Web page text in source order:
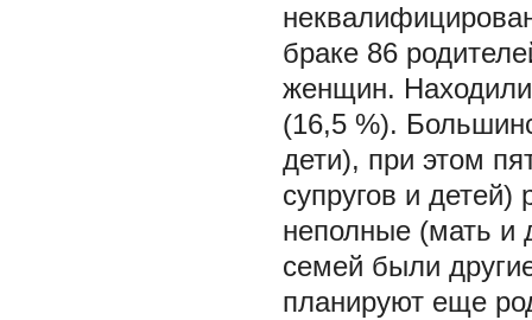
браке 86
женщин.
(16,5 %).
дети), при этом
супругов и
неполные (мать и
семей были
планируют еще